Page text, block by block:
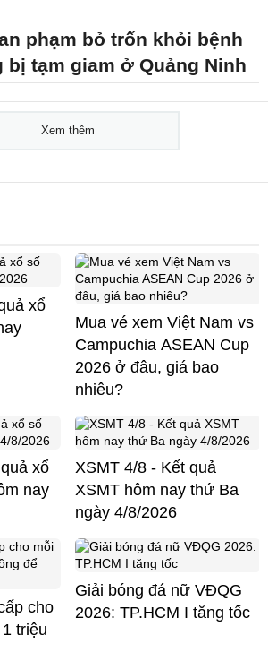
phạm bỏ trốn khỏi bệnh
bị tạm giam ở Quảng Ninh
Xem thêm
xổ
Mua vé xem Việt Nam vs
Campuchia ASEAN Cup
2026 ở đâu, giá bao
nhiêu?
xổ
nay
XSMT 4/8 - Kết quả
XSMT hôm nay thứ Ba
ngày 4/8/2026
cho
triệu
Giải bóng đá nữ VĐQG
2026: TP.HCM I tăng tốc